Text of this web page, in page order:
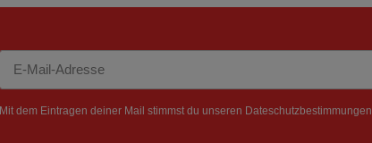
Mit dem Eintragen deiner Mail stimmst du unseren Dateschutzbestimmungen